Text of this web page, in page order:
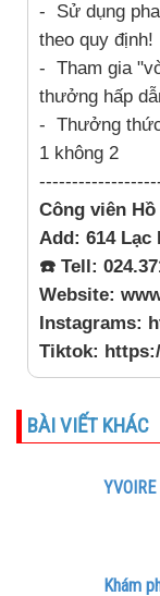
- Sử dụng
theo quy định!
- Tham gia
thưởng hấp
- Thưởng
1 không 2
Công viên Hồ
Add: 614 Lạc
☎️ Tell:
Website:
Instagrams:
Tiktok:
BÀI VIẾT KHÁC
Khám